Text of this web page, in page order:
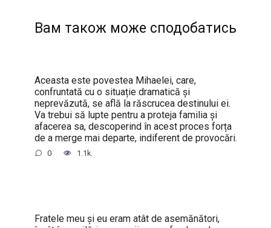
Вам також може сподобатись
Aceasta este povestea Mihaelei, care,
confruntată cu o situație dramatică și
neprevăzută, se află la răscrucea destinului ei.
Va trebui să lupte pentru a proteja familia și
afacerea sa, descoperind în acest proces forța
de a merge mai departe, indiferent de provocări.
0 1.1k.
Fratele meu și eu eram atât de asemănători,